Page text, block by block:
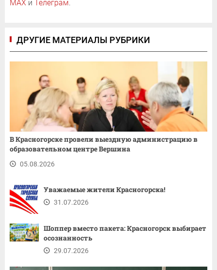
MAX и Телеграм.
ДРУГИЕ МАТЕРИАЛЫ РУБРИКИ
В Красногорске провели выездную администрацию в
образовательном центре Вершина
05.08.2026
Уважаемые жители Красногорска!
31.07.2026
Шоппер вместо пакета: Красногорск выбирает
осознанность
29.07.2026